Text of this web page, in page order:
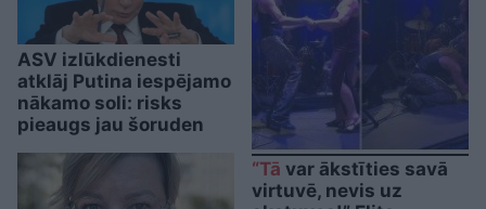
ASV izlūkdienesti
atklāj Putina iespējamo
nākamo soli: risks
pieaugs jau šoruden
“Tā var ākstīties savā
virtuvē, nevis uz